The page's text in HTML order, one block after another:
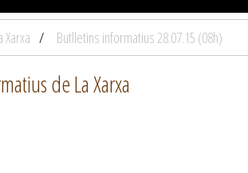
Butlletins informatius 28.07.15 (08h)
de La Xarxa